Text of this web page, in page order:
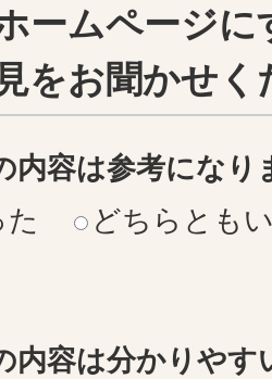
ームページ
をお聞かせく
内容は参考になり
どちらとも
内容は分かりやす